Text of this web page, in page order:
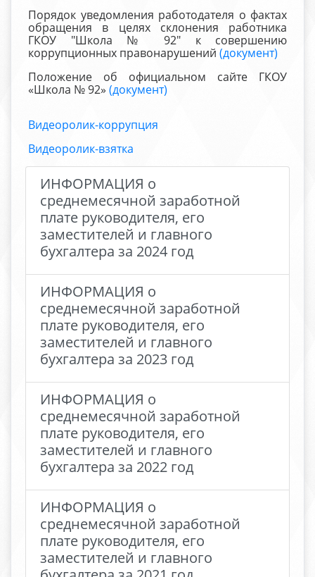
Порядок уведомления работодателя о фактах
обращения в целях склонения работника
ГКОУ "Школа № 92" к совершению
коррупционных правонарушений (документ)
Положение об официальном сайте ГКОУ
«Школа № 92» (документ)
Видеоролик-коррупция
Видеоролик-взятка
ИНФОРМАЦИЯ о
среднемесячной заработной
плате руководителя, его
заместителей и главного
бухгалтера за 2024 год
ИНФОРМАЦИЯ о
среднемесячной заработной
плате руководителя, его
заместителей и главного
бухгалтера за 2023 год
ИНФОРМАЦИЯ о
среднемесячной заработной
плате руководителя, его
заместителей и главного
бухгалтера за 2022 год
ИНФОРМАЦИЯ о
среднемесячной заработной
плате руководителя, его
заместителей и главного